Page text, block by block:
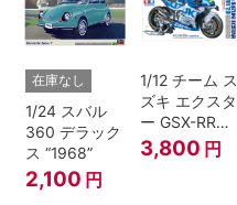
在庫なし
1/24 スバル
360 デラック
ス “1968”
2,100 円
1/12 チーム ス
ズキ エクスタ
ー GSX-RR
'20
3,800 円